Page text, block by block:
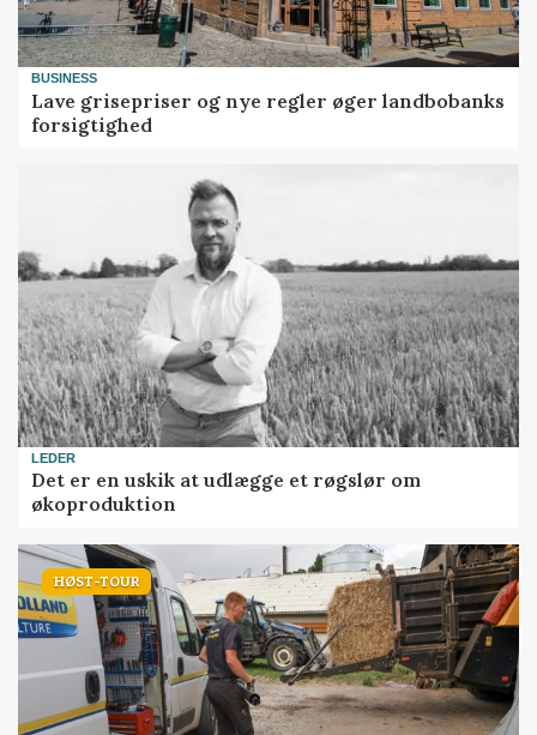
BUSINESS
Lave grisepriser og nye regler øger landbobanks
forsigtighed
LEDER
Det er en uskik at udlægge et røgslør om
økoproduktion
HØST-TOUR